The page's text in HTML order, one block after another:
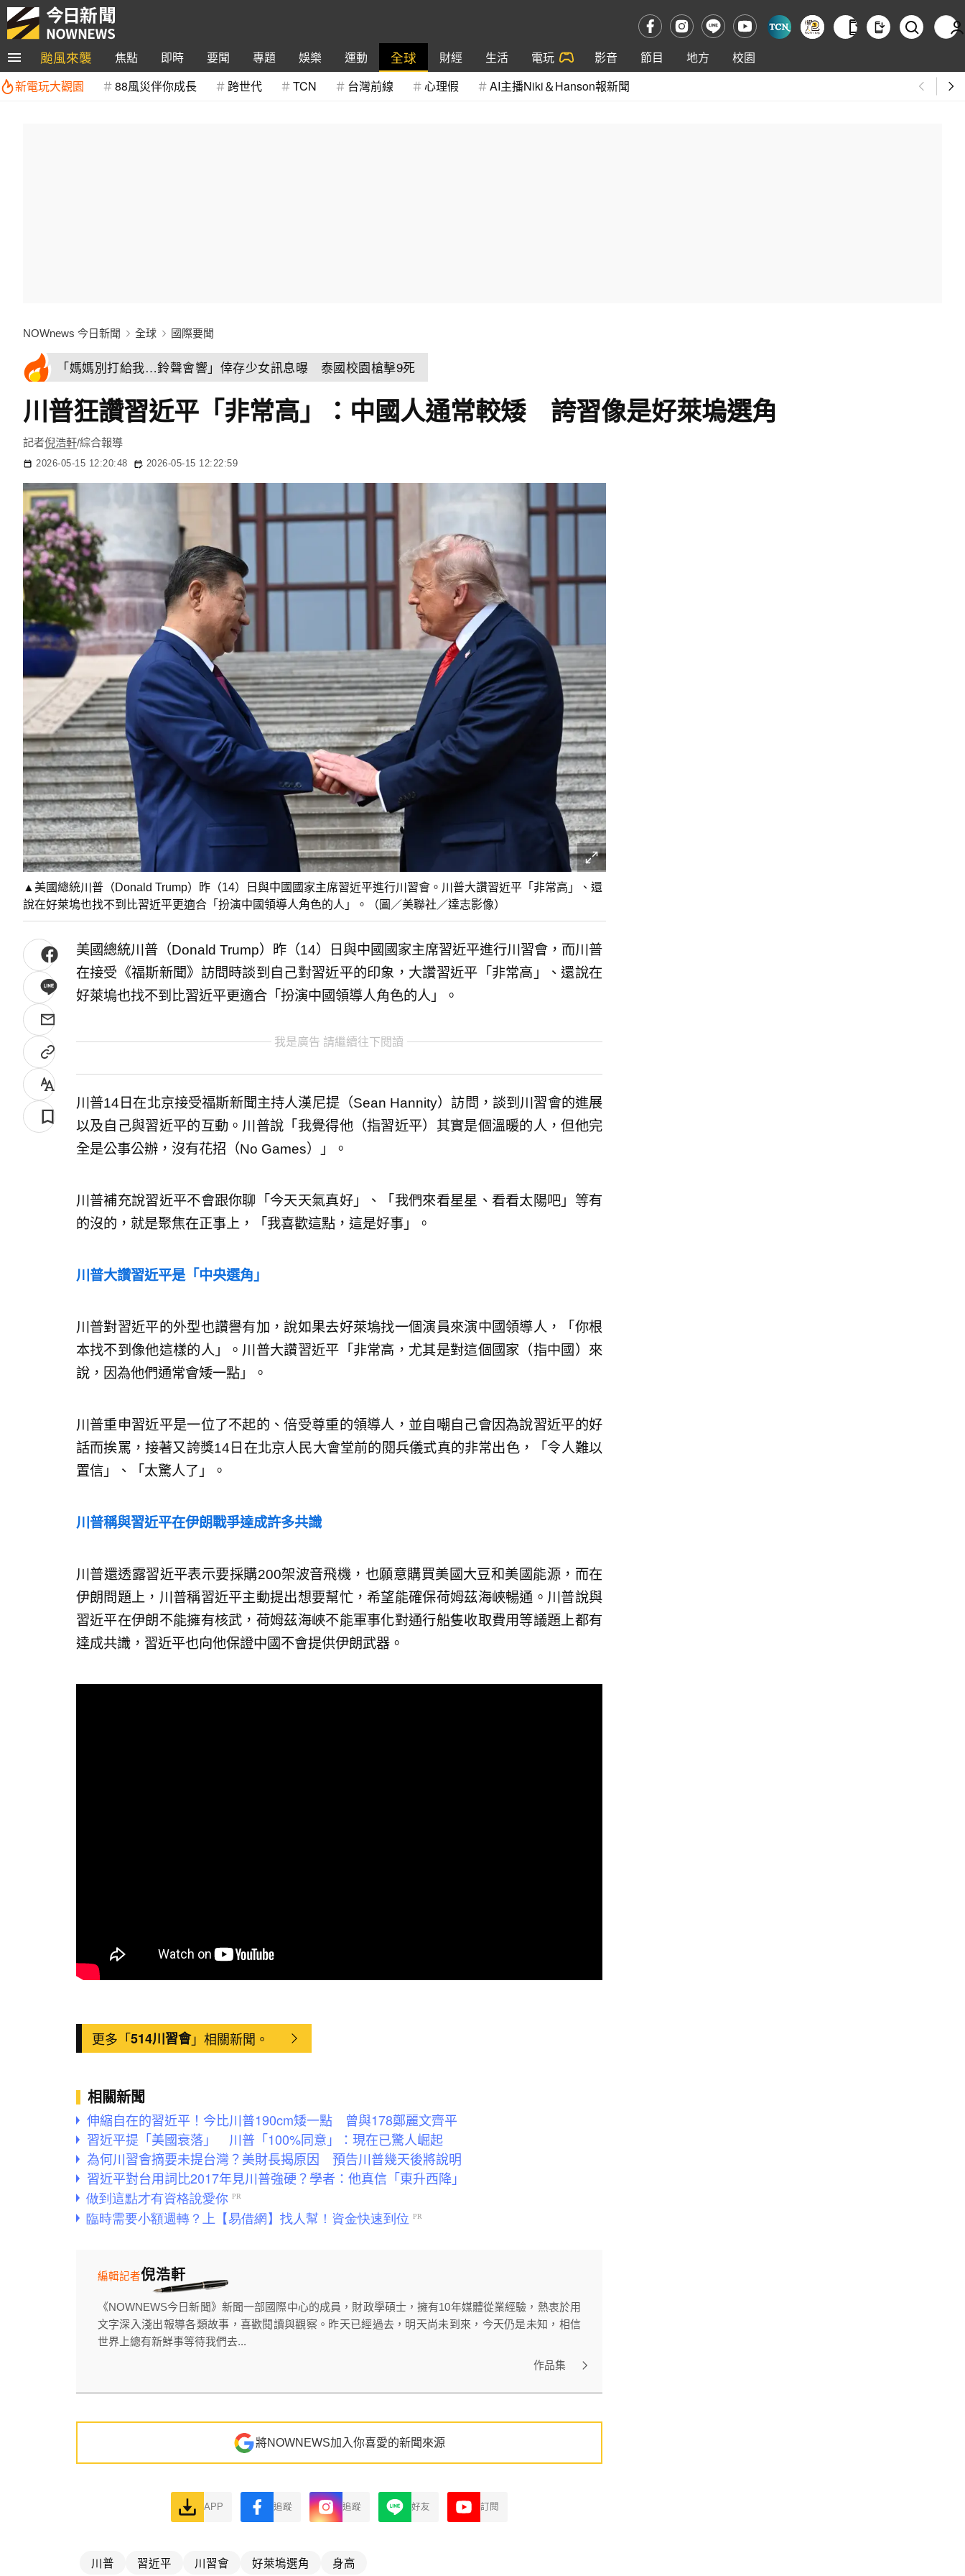
颱風來襲 焦點 即時 要聞 專題 娛樂 運動 全球 財經 生活 電玩 影音 節目 地方
校園
新電玩大觀園
88風災伴你成長 跨世代 TCN 台灣前線 心理假 AI主播Niki＆Hanson報新聞
NOWnews 今日新聞 全球 國際要聞
「媽媽別打給我…鈴聲會響」倖存少女訊息曝 泰國校園槍擊9死
川普狂讚習近平「非常高」：中國人通常較矮 誇習像是好萊塢選角
記者倪浩軒/綜合報導
2026-05-15 12:20:48 2026-05-15 12:22:59
▲美國總統川普（Donald Trump）昨（14）日與中國國家主席習近平進行川習會。川普大讚習近平「非常高」、還
說在好萊塢也找不到比習近平更適合「扮演中國領導人角色的人」。（圖／美聯社／達志影像）
美國總統川普（Donald Trump）昨（14）日與中國國家主席習近平進行川習會，而川普
在接受《福斯新聞》訪問時談到自己對習近平的印象，大讚習近平「非常高」、還說在
好萊塢也找不到比習近平更適合「扮演中國領導人角色的人」。
我是廣告 請繼續往下閱讀
川普14日在北京接受福斯新聞主持人漢尼提（Sean Hannity）訪問，談到川習會的進展
以及自己與習近平的互動。川普說「我覺得他（指習近平）其實是個溫暖的人，但他完
全是公事公辦，沒有花招（No Games）」。
川普補充說習近平不會跟你聊「今天天氣真好」、「我們來看星星、看看太陽吧」等有
的沒的，就是聚焦在正事上，「我喜歡這點，這是好事」。
川普大讚習近平是「中央選角」
川普對習近平的外型也讚譽有加，說如果去好萊塢找一個演員來演中國領導人，「你根
本找不到像他這樣的人」。川普大讚習近平「非常高，尤其是對這個國家（指中國）來
說，因為他們通常會矮一點」。
川普重申習近平是一位了不起的、倍受尊重的領導人，並自嘲自己會因為說習近平的好
話而挨罵，接著又誇獎14日在北京人民大會堂前的閱兵儀式真的非常出色，「令人難以
置信」、「太驚人了」。
川普稱與習近平在伊朗戰爭達成許多共識
川普還透露習近平表示要採購200架波音飛機，也願意購買美國大豆和美國能源，而在
伊朗問題上，川普稱習近平主動提出想要幫忙，希望能確保荷姆茲海峽暢通。川普說與
習近平在伊朗不能擁有核武，荷姆茲海峽不能軍事化對通行船隻收取費用等議題上都有
達成共識，習近平也向他保證中國不會提供伊朗武器。
更多「514川習會」相關新聞。
相關新聞
伸縮自在的習近平！今比川普190cm矮一點 曾與178鄭麗文齊平
習近平提「美國衰落」 川普「100%同意」：現在已驚人崛起
為何川習會摘要未提台灣？美財長揭原因 預告川普幾天後將說明
習近平對台用詞比2017年見川普強硬？學者：他真信「東升西降」
倪浩軒
編輯記者
《NOWNEWS今日新聞》新聞一部國際中心的成員，財政學碩士，擁有10年媒體從業經驗，熱衷於用
文字深入淺出報導各類故事，喜歡閱讀與觀察。昨天已經過去，明天尚未到來，今天仍是未知，相信
世界上總有新鮮事等待我們去...
作品集
將NOWNEWS加入你喜愛的新聞來源
APP 追蹤 追蹤 好友 訂閱
川普 習近平 川習會 好萊塢選角 身高